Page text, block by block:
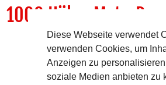
1000
DER Rundwanderweg um
Diese Webseite verwendet
verwenden Cookies, um
Anzeigen zu
soziale Medien anbieten zu